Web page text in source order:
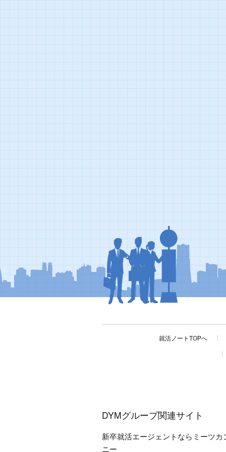
就活ノートTOPへ
DYMグループ関連サイト
新卒就活エージェントならミーツカ
ニー